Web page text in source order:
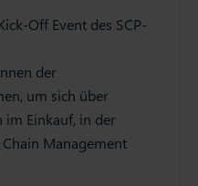
Off Event des SCP-
der
um sich über
im Einkauf, in der
Management